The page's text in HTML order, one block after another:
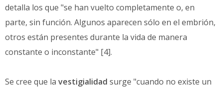
detalla los que "se han vuelto completamente o, en
parte, sin función. Algunos aparecen sólo en el embrión,
otros están presentes durante la vida de manera
constante o inconstante" [4].
Se cree que la vestigialidad surge "cuando no existe un